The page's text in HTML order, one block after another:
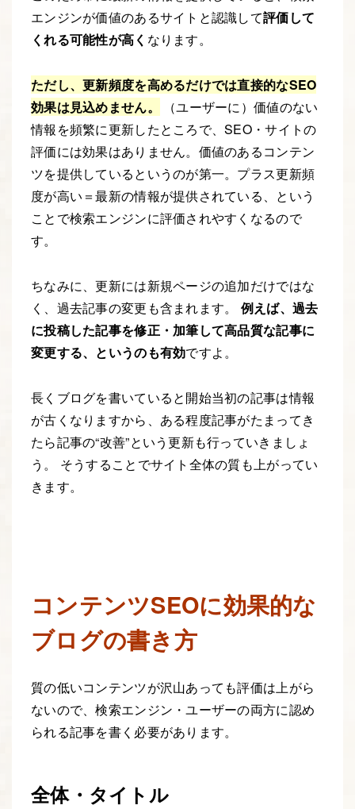
エンジンが価値のあるサイトと認識して評価して
くれる可能性が高く なります。
ただし、更新頻度を高めるだけでは直接的なSEO
効果は見込めません。
（ユーザーに）価値のない
情報を頻繁に更新したところで、SEO・サイトの
評価には効果はありません。価値のあるコンテン
ツを提供しているというのが第一。プラス更新頻
度が高い＝最新の情報が提供されている、という
ことで検索エンジンに評価されやすくなるので
す。
ちなみに、更新には新規ページの追加だけではな
く、過去記事の変更も含まれます。 例えば、過去
に投稿した記事を修正・加筆して高品質な記事に
変更する、というのも有効ですよ。
長くブログを書いていると開始当初の記事は情報
が古くなりますから、ある程度記事がたまってき
たら記事の“改善”という更新も行っていきましょ
う。 そうすることでサイト全体の質も上がってい
きます。
コンテンツSEOに効果的な
ブログの書き方
質の低いコンテンツが沢山あっても評価は上がら
ないので、検索エンジン・ユーザーの両方に認め
られる記事を書く必要があります。
全体・タイトル